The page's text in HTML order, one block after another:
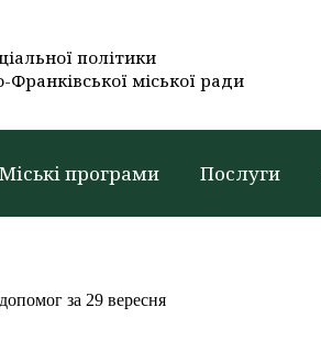
політики
міської ради
Міські програми Послуги
за 29 вересня